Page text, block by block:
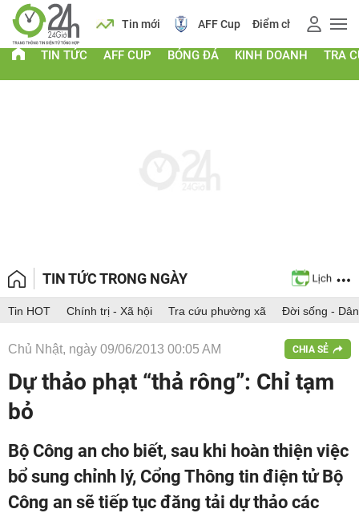
Lịch Tin mới AFF Cup Điểm chuẩn 2026
TIN TỨC AFF CUP BÓNG ĐÁ KINH DOANH TRA
TIN TỨC TRONG NGÀY
Tin HOT Chính trị - Xã hội Tra cứu phường xã Đời sống -
Chủ Nhật, ngày 09/06/2013 00:05 AM CHIA SẺ
Dự thảo phạt “thả rông”: Chỉ tạm
bỏ
Bộ Công an cho biết, sau khi hoàn thiện việc
bổ sung chỉnh lý, Cổng Thông tin điện tử Bộ
Công an sẽ tiếp tục đăng tải dự thảo các